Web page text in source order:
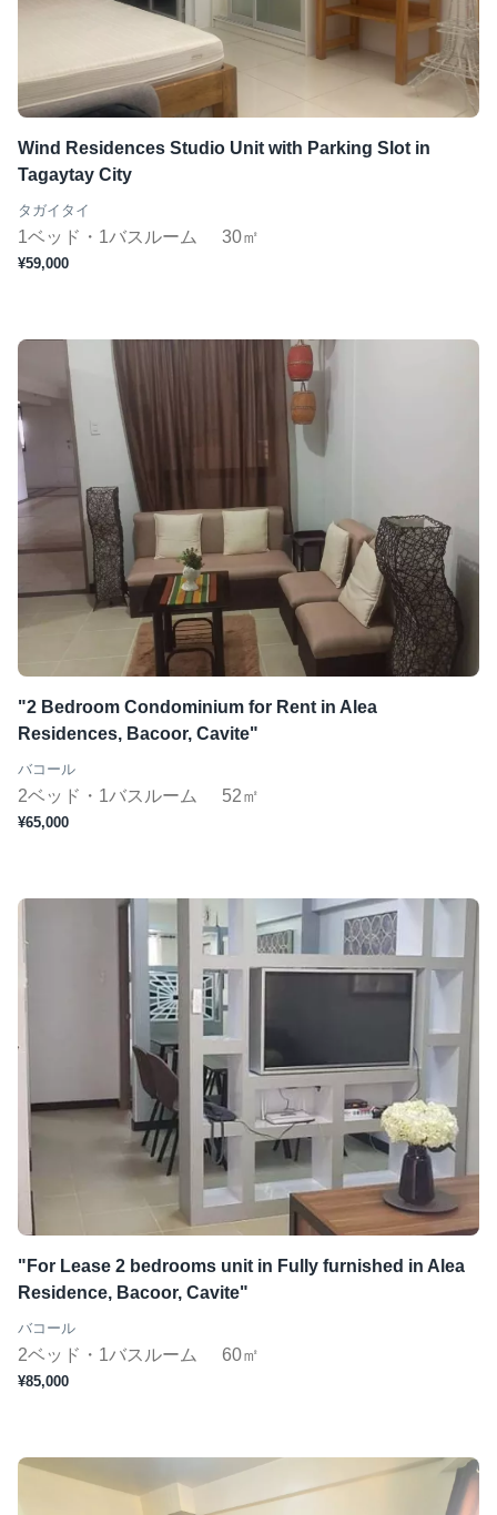
Wind Residences Studio Unit with Parking Slot in
Tagaytay City
タガイタイ
1ベッド・1バスルーム 30㎡
¥59,000
"2 Bedroom Condominium for Rent in Alea
Residences, Bacoor, Cavite"
バコール
2ベッド・1バスルーム 52㎡
¥65,000
"For Lease 2 bedrooms unit in Fully furnished in Alea
Residence, Bacoor, Cavite"
バコール
2ベッド・1バスルーム 60㎡
¥85,000